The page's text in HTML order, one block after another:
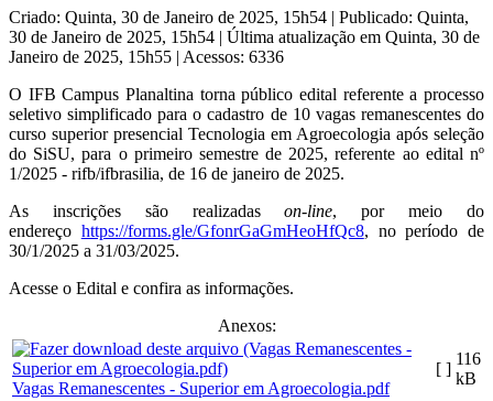
Criado: Quinta, 30 de Janeiro de 2025, 15h54 | Publicado: Quinta,
30 de Janeiro de 2025, 15h54 | Última atualização em Quinta, 30 de
Janeiro de 2025, 15h55 | Acessos: 6336
O IFB Campus Planaltina torna público edital referente a processo
seletivo simplificado para o cadastro de 10 vagas remanescentes do
curso superior presencial Tecnologia em Agroecologia após seleção
do SiSU, para o primeiro semestre de 2025, referente ao edital nº
1/2025 - rifb/ifbrasilia, de 16 de janeiro de 2025.
As inscrições são realizadason-line, por meio do
endereço https://forms.gle/GfonrGaGmHeoHfQc8, no período de
30/1/2025 a 31/03/2025.
Acesse o Edital e confira as informações.
Anexos:
Vagas Remanescentes - Superior em Agroecologia.pdf
[ ]
116
kB